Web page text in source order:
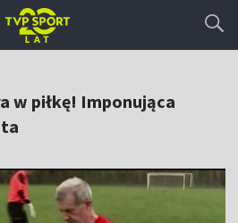
w piłkę! Imponująca